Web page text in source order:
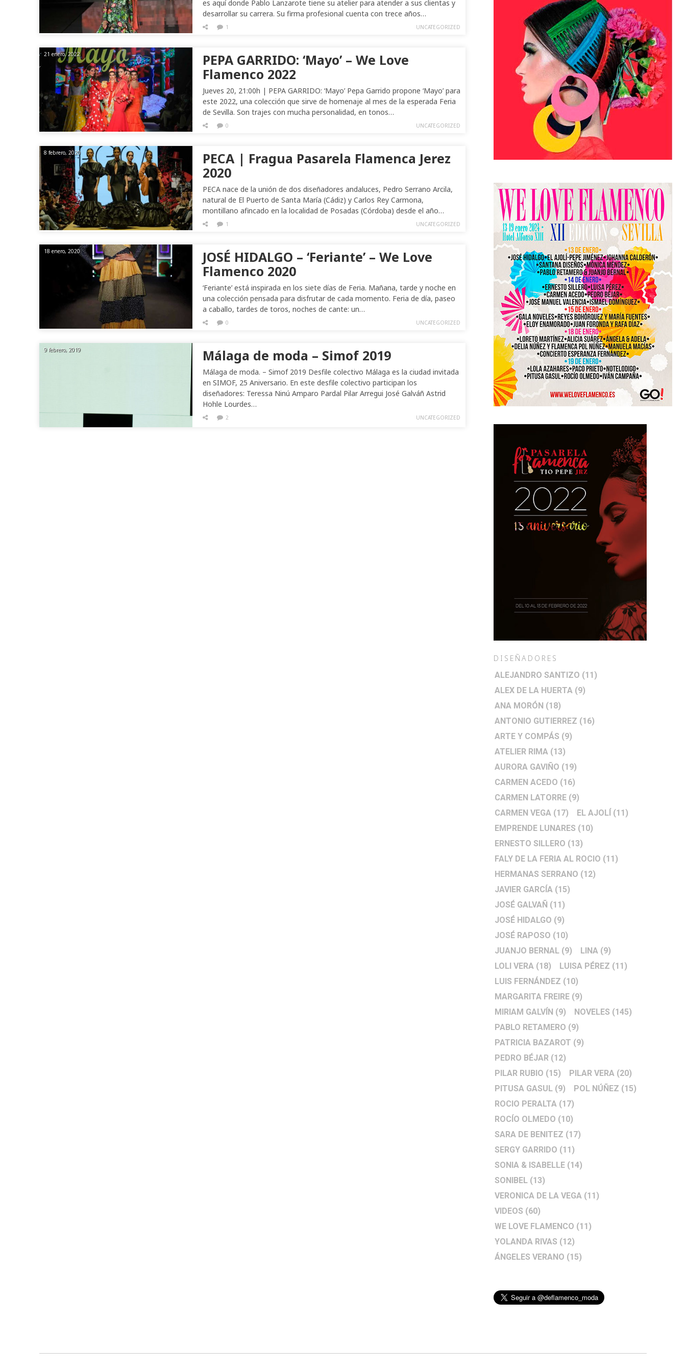
es aquí donde Pablo Lanzarote tiene su atelier para atender a sus clientas y
desarrollar su carrera. Su firma profesional cuenta con trece años…
UNCATEGORIZED
1
21 enero, 2022
PEPA GARRIDO: ‘Mayo’ – We Love
Flamenco 2022
Jueves 20, 21:00h | PEPA GARRIDO: ‘Mayo’ Pepa Garrido propone ‘Mayo’ para
este 2022, una colección que sirve de homenaje al mes de la esperada Feria
de Sevilla. Son trajes con mucha personalidad, en tonos…
UNCATEGORIZED
0
8 febrero, 2020
PECA | Fragua Pasarela Flamenca Jerez
2020
PECA nace de la unión de dos diseñadores andaluces, Pedro Serrano Arcila,
natural de El Puerto de Santa María (Cádiz) y Carlos Rey Carmona,
montillano afincado en la localidad de Posadas (Córdoba) desde el año…
UNCATEGORIZED
1
18 enero, 2020
JOSÉ HIDALGO – ‘Feriante’ – We Love
Flamenco 2020
‘Feriante’ está inspirada en los siete días de Feria. Mañana, tarde y noche en
una colección pensada para disfrutar de cada momento. Feria de día, paseo
a caballo, tardes de toros, noches de cante: un…
UNCATEGORIZED
0
9 febrero, 2019 Málaga de moda – Simof 2019
Málaga de moda. – Simof 2019 Desfile colectivo Málaga es la ciudad invitada
en SIMOF, 25 Aniversario. En este desfile colectivo participan los
diseñadores: Teressa Ninú Amparo Pardal Pilar Arregui José Galváñ Astrid
Hohle Lourdes…
UNCATEGORIZED
2
DISEÑADORES
ALEJANDRO SANTIZO (11)
ALEX DE LA HUERTA (9)
ANA MORÓN (18)
ANTONIO GUTIERREZ (16)
ARTE Y COMPÁS (9)
ATELIER RIMA (13)
AURORA GAVIÑO (19)
CARMEN ACEDO (16)
CARMEN LATORRE (9)
CARMEN VEGA (17) EL AJOLÍ (11)
EMPRENDE LUNARES (10)
ERNESTO SILLERO (13)
FALY DE LA FERIA AL ROCIO (11)
HERMANAS SERRANO (12)
JAVIER GARCÍA (15)
JOSÉ GALVAÑ (11)
JOSÉ HIDALGO (9)
JOSÉ RAPOSO (10)
JUANJO BERNAL (9) LINA (9)
LOLI VERA (18) LUISA PÉREZ (11)
LUIS FERNÁNDEZ (10)
MARGARITA FREIRE (9)
MIRIAM GALVÍN (9) NOVELES (145)
PABLO RETAMERO (9)
PATRICIA BAZAROT (9)
PEDRO BÉJAR (12)
PILAR RUBIO (15) PILAR VERA (20)
PITUSA GASUL (9) POL NÚÑEZ (15)
ROCIO PERALTA (17)
ROCÍO OLMEDO (10)
SARA DE BENITEZ (17)
SERGY GARRIDO (11)
SONIA & ISABELLE (14)
SONIBEL (13)
VERONICA DE LA VEGA (11)
VIDEOS (60)
WE LOVE FLAMENCO (11)
YOLANDA RIVAS (12)
ÁNGELES VERANO (15)